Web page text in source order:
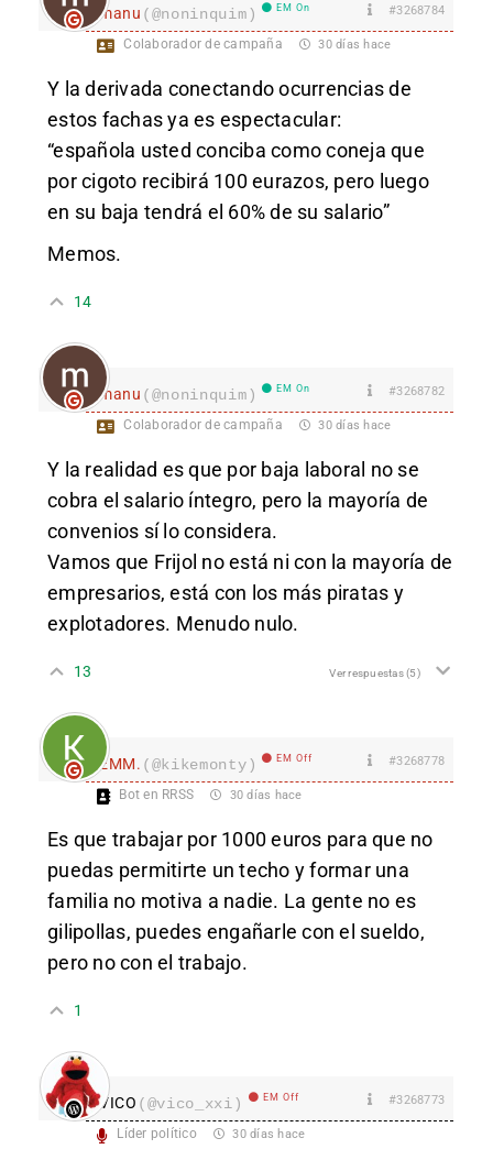
manu (@noninquim) EM On #3268784
Colaborador de campaña 30 días hace
Y la derivada conectando ocurrencias de
estos fachas ya es espectacular:
“española usted conciba como coneja que
por cigoto recibirá 100 eurazos, pero luego
en su baja tendrá el 60% de su salario”
Memos.
14
manu (@noninquim) EM On #3268782
Colaborador de campaña 30 días hace
Y la realidad es que por baja laboral no se
cobra el salario íntegro, pero la mayoría de
convenios sí lo considera.
Vamos que Frijol no está ni con la mayoría de
empresarios, está con los más piratas y
explotadores. Menudo nulo.
13 Ver respuestas(5)
EMM. (@kikemonty) EM Off #3268778
Bot en RRSS 30 días hace
Es que trabajar por 1000 euros para que no
puedas permitirte un techo y formar una
familia no motiva a nadie. La gente no es
gilipollas, puedes engañarle con el sueldo,
pero no con el trabajo.
1
VICO (@vico_xxi) EM Off #3268773
Líder político 30 días hace